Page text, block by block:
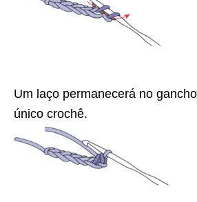
Um laço permanecerá no
único crochê.